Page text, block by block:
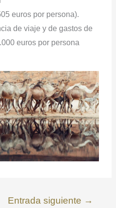
euros por persona).
de viaje y de gastos de
euros por persona
Entrada siguiente →